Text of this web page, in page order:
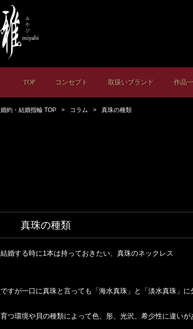
TOP コンセプト 取扱いブランド 作品
婚約・結婚指輪 TOP コラム 真珠の種類
真珠の種類
結婚する時に1本は持っておきたい、真珠のネックレス
ですが一口に真珠と言っても「海水真珠」と「淡水真珠」に
育つ環境や貝の種類によって色、形、光沢、希少性に違いが